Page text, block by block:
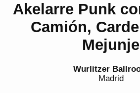
Akelarre Punk
Camión,
Mejunje
Wurlitzer
Madrid